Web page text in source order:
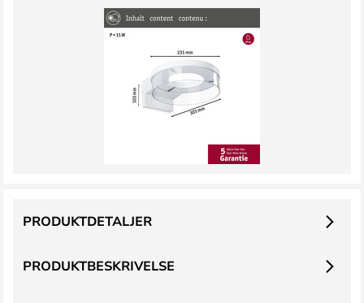
PRODUKTBESKRIVELSE
PRODUKTDETALJER